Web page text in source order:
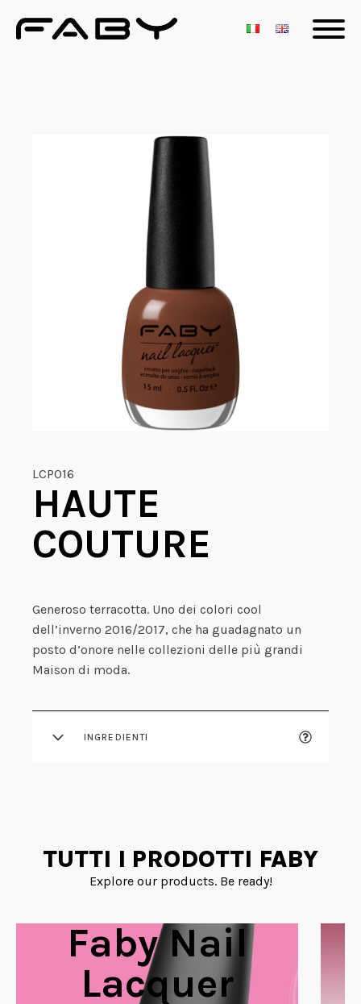
LCP016
HAUTE
COUTURE
Generoso terracotta. Uno dei colori cool
dell’inverno 2016/2017, che ha guadagnato un
posto d’onore nelle collezioni delle più grandi
Maison di moda.
INGREDIENTI
TUTTI I PRODOTTI FABY
Explore our products. Be ready!
Faby Nail
Lacquer